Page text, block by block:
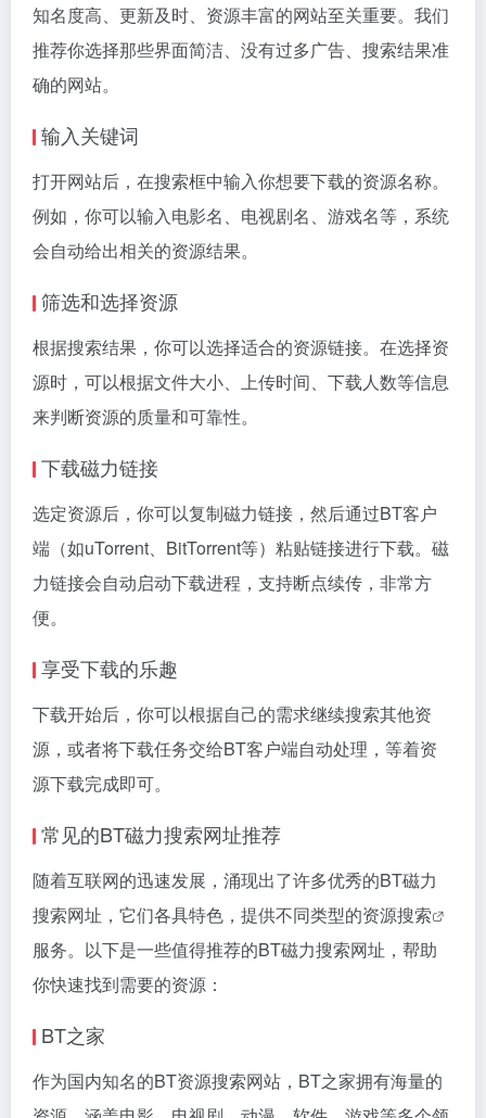
知名度高、更新及时、资源丰富的网站至关重要。我们
推荐你选择那些界面简洁、没有过多广告、搜索结果准
确的网站。
输入关键词
打开网站后，在搜索框中输入你想要下载的资源名称。
例如，你可以输入电影名、电视剧名、游戏名等，系统
会自动给出相关的资源结果。
筛选和选择资源
根据搜索结果，你可以选择适合的资源链接。在选择资
源时，可以根据文件大小、上传时间、下载人数等信息
来判断资源的质量和可靠性。
下载磁力链接
选定资源后，你可以复制磁力链接，然后通过BT客户
端（如uTorrent、BitTorrent等）粘贴链接进行下载。磁
力链接会自动启动下载进程，支持断点续传，非常方
便。
享受下载的乐趣
下载开始后，你可以根据自己的需求继续搜索其他资
源，或者将下载任务交给BT客户端自动处理，等着资
源下载完成即可。
常见的BT磁力搜索网址推荐
随着互联网的迅速发展，涌现出了许多优秀的BT磁力
搜索网址，它们各具特色，提供不同类型的资源搜索
服务。以下是一些值得推荐的BT磁力搜索网址，帮助
你快速找到需要的资源：
BT之家
作为国内知名的BT资源搜索网站，BT之家拥有海量的